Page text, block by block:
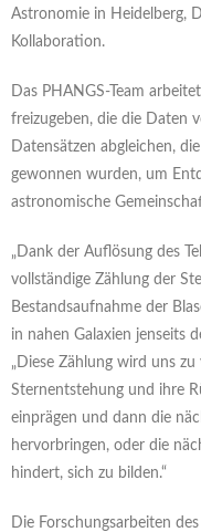
Astronomie in Heidelberg,
Kollaboration.
Das PHANGS-Team
freizugeben, die die Daten
Datensätzen abgleichen,
gewonnen wurden, um
astronomische
„Dank der Auflösung des
vollständige Zählung der
Bestandsaufnahme der
in nahen Galaxien jenseits
„Diese Zählung wird uns
Sternentstehung und ihre
einprägen und dann die
hervorbringen, oder die
hindert, sich zu bilden.“
Die Forschungsarbeiten